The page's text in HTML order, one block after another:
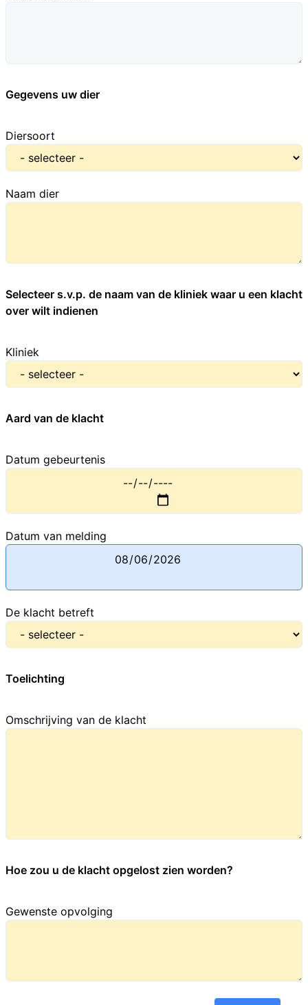
Gegevens uw dier
Diersoort
Naam dier
Selecteer s.v.p. de naam van de kliniek waar u een klacht
over wilt indienen
Kliniek
Aard van de klacht
Datum gebeurtenis
Datum van melding
De klacht betreft
Toelichting
Omschrijving van de klacht
Hoe zou u de klacht opgelost zien worden?
Gewenste opvolging